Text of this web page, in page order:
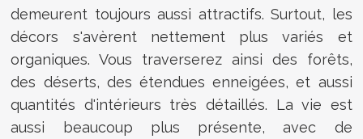
demeurent toujours aussi attractifs. Surtout, les
décors s'avèrent nettement plus variés et
organiques. Vous traverserez ainsi des forêts,
des déserts, des étendues enneigées, et aussi
quantités d'intérieurs très détaillés. La vie est
aussi beaucoup plus présente, avec de